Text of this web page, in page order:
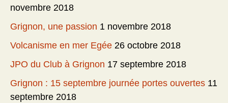
novembre 2018
Grignon, une passion 1 novembre 2018
Volcanisme en mer Egée 26 octobre 2018
JPO du Club à Grignon 17 septembre 2018
Grignon : 15 septembre journée portes ouvertes 11
septembre 2018